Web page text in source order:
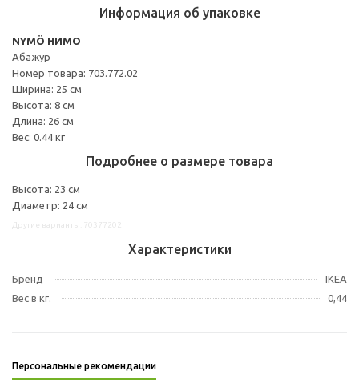
Информация об упаковке
NYMÖ НИМО
Абажур
Номер товара: 703.772.02
Ширина: 25 см
Высота: 8 см
Длина: 26 см
Вес: 0.44 кг
Подробнее о размере товара
Высота: 23 см
Диаметр: 24 см
Характеристики
Бренд
IKEA
Вес в кг.
0,44
Персональные рекомендации